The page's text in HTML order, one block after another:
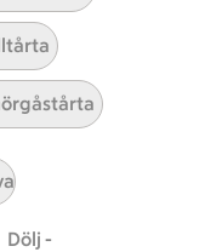
Dölj -